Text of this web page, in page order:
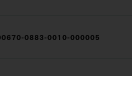
0883-0010-000005